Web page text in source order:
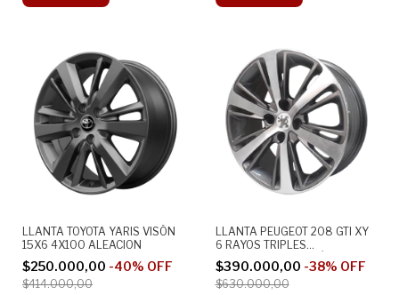
LLANTA TOYOTA YARIS VISÓN
15X6 4X100 ALEACION
$250.000,00 -40% OFF
$414.000,00
LLANTA PEUGEOT 208 GTI XY
6 RAYOS TRIPLES
DIAMANTADO Y VISÓN 17X7
4X108 ORIGINAL ALEACION
$390.000,00 -38% OFF
$630.000,00